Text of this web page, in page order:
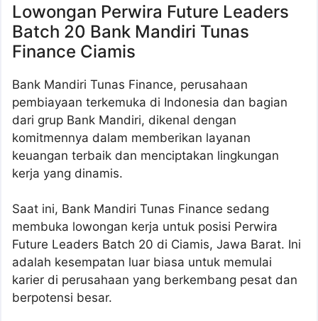
Lowongan Perwira Future Leaders
Batch 20 Bank Mandiri Tunas
Finance Ciamis
Bank Mandiri Tunas Finance, perusahaan
pembiayaan terkemuka di Indonesia dan bagian
dari grup Bank Mandiri, dikenal dengan
komitmennya dalam memberikan layanan
keuangan terbaik dan menciptakan lingkungan
kerja yang dinamis.
Saat ini, Bank Mandiri Tunas Finance sedang
membuka lowongan kerja untuk posisi Perwira
Future Leaders Batch 20 di Ciamis, Jawa Barat. Ini
adalah kesempatan luar biasa untuk memulai
karier di perusahaan yang berkembang pesat dan
berpotensi besar.